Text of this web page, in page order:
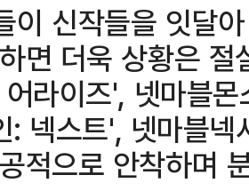
이 신작들을 잇달
면 더욱 상황은
라이즈', 넷마블
: 넥스트', 넷마블
적으로 안착하며